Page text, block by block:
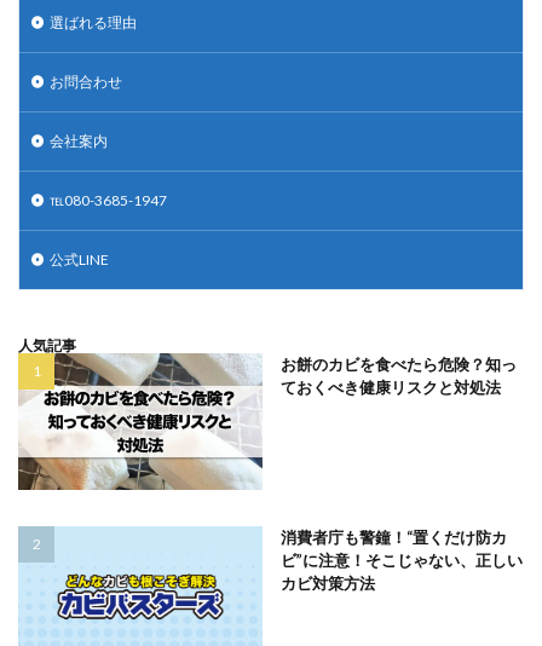
選ばれる理由
お問合わせ
会社案内
℡080-3685-1947
公式LINE
人気記事
お餅のカビを食べたら危険？知っ
ておくべき健康リスクと対処法
消費者庁も警鐘！“置くだけ防カ
ビ”に注意！そこじゃない、正しい
カビ対策方法